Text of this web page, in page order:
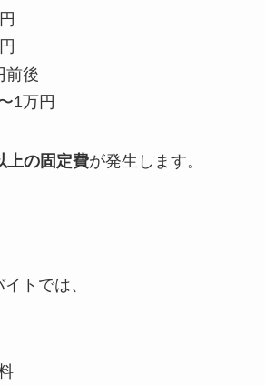
前後
1万円
上の固定費が発生します。
トでは、